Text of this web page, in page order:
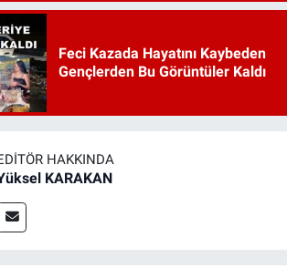
Feci Kazada Hayatını Kaybeden
Gençlerden Bu Görüntüler Kaldı
HAKKINDA
KARAKAN